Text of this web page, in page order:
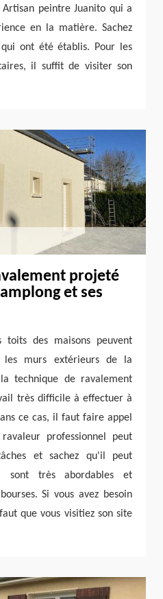
peintre Juanito qui a
en la matière. Sachez
ont été établis. Pour les
il suffit de visiter son
projeté
et ses
toits des maisons peuvent
murs extérieurs de la
technique de ravalement
très difficile à effectuer à
ce cas, il faut faire appel
professionnel peut
et sachez qu'il peut
sont très abordables et
Si vous avez besoin
que vous visitiez son site